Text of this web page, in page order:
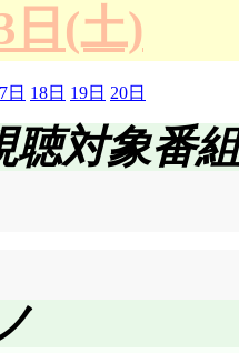
日(土)
日 18日 19日 20日
聴対象番組